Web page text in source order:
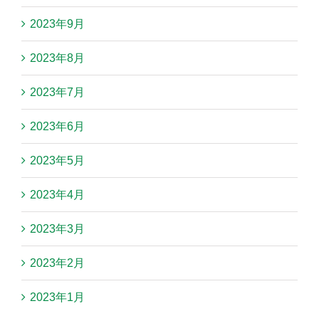
2023年9月
2023年8月
2023年7月
2023年6月
2023年5月
2023年4月
2023年3月
2023年2月
2023年1月